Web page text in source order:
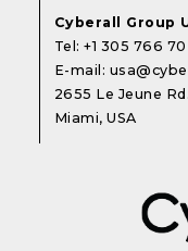
Cyberall Group
Tel:+1 305 766
E-mail:
2655 Le Jeune
Miami, USA